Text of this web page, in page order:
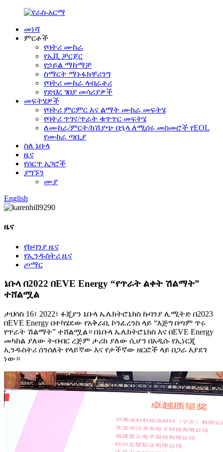
መነሻ
ምርቶች
የባትሪ ሙከራ
የኢቪ ቻርጀር
የኃይል ማከማቻ
ስማርት ማኑፋክቸሪንግ
የባትሪ ሙከራ ላብራቶሪ
የድህረ ገበያ መሳሪያዎች
መፍትሄዎች
የባትሪ ምርምር እና ልማት ሙከራ መፍትሄ
የባትሪ ጥገና/ጥራት ቁጥጥር መፍትሄ
ለሙከራ/ምርት/ከሽያጭ በኋላ ለሚሰሩ መስመሮች የEOL
የሙከራ ጣቢያ
ስለ ኔቡላ
ዜና
የሰርጥ አጋሮች
ያግኙን
ሙያ
English
ዜና
የኩባንያ ዜና
የኢንዱስትሪ ዜና
ጦማር
ኔቡላ በ2022 በEVE Energy “የጥራት ልቀት ሽልማት”
ተሸልሟል
ታህሳስ 16፣ 2022፣ ፉጂያን ኔቡላ ኤሌክትሮኒክስ ኩባንያ ሊሚትድ በ2023
በEVE Energy በተካሄደው የአቅራቢ ኮንፈረንስ ላይ “እጅግ በጣም ጥሩ
የጥራት ሽልማት” ተሸልሟል። በኔቡላ ኤሌክትሮኒክስ እና በEVE Energy
መካከል ያለው ትብብር ረጅም ታሪክ ያለው ሲሆን በአዲሱ የኢነርጂ
ኢንዱስትሪ ሰንሰለት የላይኛው እና የታችኛው ዘርፎች ላይ በጋራ እያደገ
ነው።